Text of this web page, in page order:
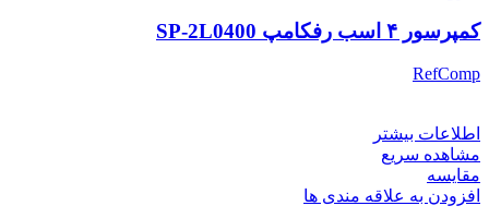
کمپرسور ۴ اسب رفکامپ SP-2L0400
RefComp
اطلاعات بیشتر
مشاهده سریع
مقایسه
افزودن به علاقه مندی ها